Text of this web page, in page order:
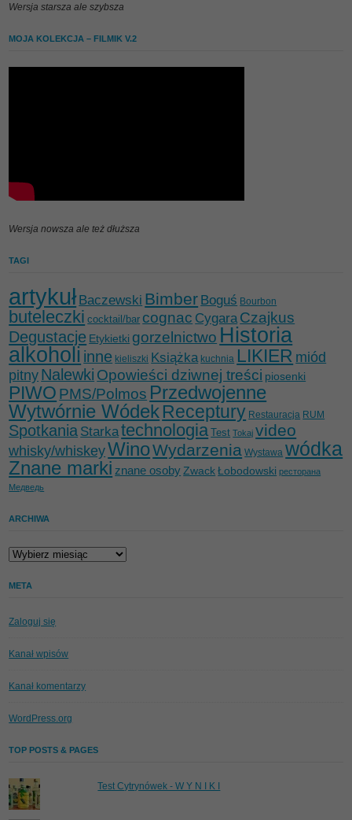
Wersja starsza ale szybsza
MOJA KOLEKCJA – FILMIK V.2
Wersja nowsza ale też dłuższa
TAGI
artykułBaczewski Bimber Boguś Bourbon
buteleczki cocktail/bar cognac Cygara Czajkus
Degustacje Etykietki gorzelnictwo Historia
alkoholi inne kieliszki Książka kuchnia LIKIER miód
pitny Nalewki Opowieści dziwnej treści piosenki
PIWO PMS/Polmos Przedwojenne
Wytwórnie WódekReceptury Restauracja RUM
Spotkania Starkatechnologia Test Tokaj video
whisky/whiskeyWinoWydarzenia Wystawa wódka
Znane marki znane osoby Zwack Łobodowski ресторана
Медведь
ARCHIWA
Archiwa
META
Zaloguj się
Kanał wpisów
Kanał komentarzy
WordPress.org
TOP POSTS & PAGES
Test Cytrynówek - W Y N I K I